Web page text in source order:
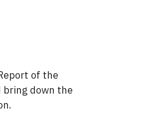
of the
bring down the